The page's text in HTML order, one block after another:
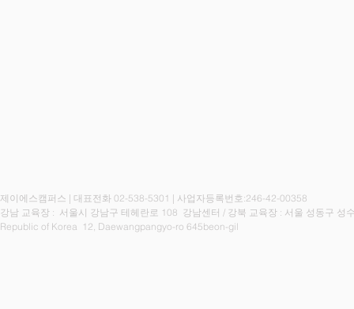
제이에스캠퍼스 | 대표전화 02-538-5301 | 사업자등록번호:246-42-00358
강남 교육장 : 서울시 강남구 테헤란로 108 강남센터 / 강북 교육장 : 서울 성동구 성
Republic of Korea 12, Daewangpangyo-ro 645beon-gil